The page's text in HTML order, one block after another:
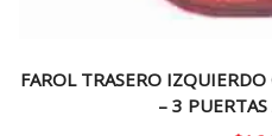
FAROL TRASERO
– 3